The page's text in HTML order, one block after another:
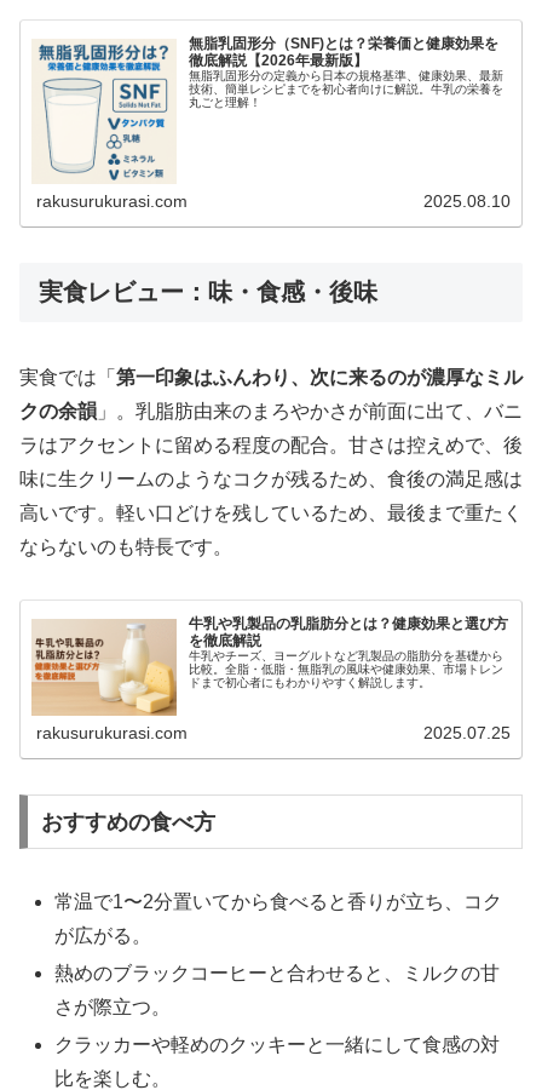
無脂乳固形分（SNF)とは？栄養価と健康効果を
徹底解説【2026年最新版】
無脂乳固形分の定義から日本の規格基準、健康効果、最新
技術、簡単レシピまでを初心者向けに解説。牛乳の栄養を
丸ごと理解！
rakusurukurasi.com 2025.08.10
実食レビュー：味・食感・後味
実食では「 第一印象はふんわり、次に来るのが濃厚なミル
クの余韻 」。乳脂肪由来のまろやかさが前面に出て、バニ
ラはアクセントに留める程度の配合。甘さは控えめで、後
味に生クリームのようなコクが残るため、食後の満足感は
高いです。軽い口どけを残しているため、最後まで重たく
ならないのも特長です。
牛乳や乳製品の乳脂肪分とは？健康効果と選び方
を徹底解説
牛乳やチーズ、ヨーグルトなど乳製品の脂肪分を基礎から
比較。全脂・低脂・無脂乳の風味や健康効果、市場トレン
ドまで初心者にもわかりやすく解説します。
rakusurukurasi.com 2025.07.25
おすすめの食べ方
常温で1〜2分置いてから食べると香りが立ち、コク
が広がる。
熱めのブラックコーヒーと合わせると、ミルクの甘
さが際立つ。
クラッカーや軽めのクッキーと一緒にして食感の対
比を楽しむ。